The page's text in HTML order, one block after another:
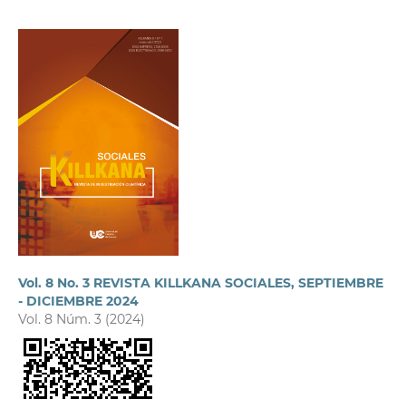
Vol. 8 No. 3 REVISTA KILLKANA SOCIALES, SEPTIEMBRE
- DICIEMBRE 2024
Vol. 8 Núm. 3 (2024)